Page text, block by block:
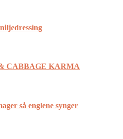
CABBAGE KARMA
så englene synger